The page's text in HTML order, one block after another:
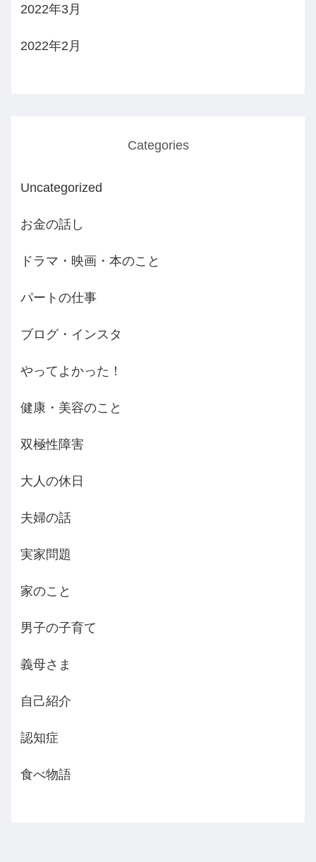
2022年3月
2022年2月
Categories
Uncategorized
お金の話し
ドラマ・映画・本のこと
パートの仕事
ブログ・インスタ
やってよかった！
健康・美容のこと
双極性障害
大人の休日
夫婦の話
実家問題
家のこと
男子の子育て
義母さま
自己紹介
認知症
食べ物語